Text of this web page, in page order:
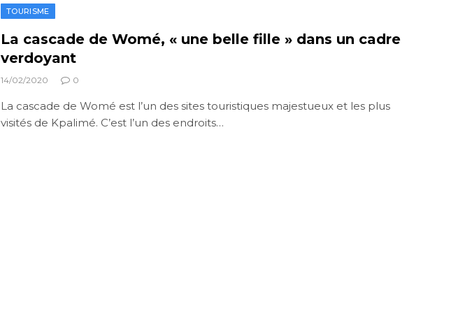
TOURISME
La cascade de Womé, « une belle fille » dans un cadre
verdoyant
14/02/2020 0
La cascade de Womé est l’un des sites touristiques majestueux et les plus
visités de Kpalimé. C’est l’un des endroits…